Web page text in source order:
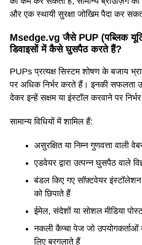
और एक स्थायी सुरक्षा जोखिम पैदा कर
Msedge.vg जैसे PUP (पब्लिक
डिवाइसों में कैसे घुसपैठ करते हैं?
PUPs प्रत्यक्ष सिस्टम शोषण के बजाय
पर अधिक निर्भर करते हैं। इनकी सफलता
देकर इन्हें सक्षम या इंस्टॉल करवाने पर
सामान्य विधियों में शामिल हैं:
असुरक्षित या निम्न गुणवत्ता वाली
एडवेयर द्वारा उत्पन्न घुसपैठ वाले
बंडल किए गए सॉफ़्टवेयर
को छिपाते हैं
ईमेल, संदेशों या सोशल मीडिया
नकली कैप्चा पेज जो
लिए बरगलाते हैं